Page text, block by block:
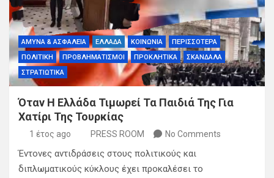
ΑΜΥΝΑ & ΑΣΦΑΛΕΙΑ ΕΛΛΑΔΑ ΚΟΙΝΩΝΙΑ
ΠΕΡΙΣΣΟΤΕΡΑ
ΠΟΛΙΤΙΚΗ
ΠΡΟΒΛΗΜΑΤΙΣΜΟΙ ΠΡΟΚΛΗΤΙΚΑ
ΣΚΑΝΔΑΛΑ
ΣΤΡΑΤΙΩΤΙΚΑ
Όταν Η Ελλάδα Τιμωρεί Τα Παιδιά Της Για
Χατίρι Της Τουρκίας
1 έτος ago PRESS ROOM No Comments
Έντονες αντιδράσεις στους πολιτικούς και
διπλωματικούς κύκλους έχει προκαλέσει το